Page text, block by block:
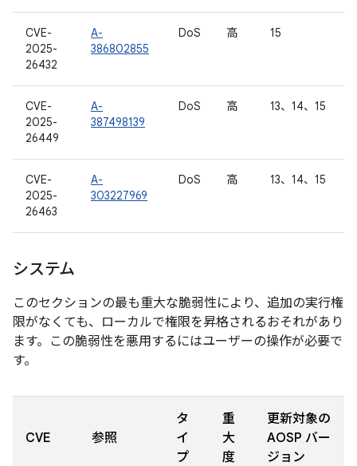
CVE-
2025-
26432
A-
386802855
DoS 高 15
CVE-
2025-
26449
A-
387498139
DoS 高 13、14、15
CVE-
2025-
26463
A-
303227969
DoS 高 13、14、15
システム
このセクションの最も重大な脆弱性により、追加の実行権
限がなくても、ローカルで権限を昇格されるおそれがあり
ます。この脆弱性を悪用するにはユーザーの操作が必要で
す。
CVE 参照
タ
イ
プ
重
大
度
更新対象の
AOSP バー
ジョン